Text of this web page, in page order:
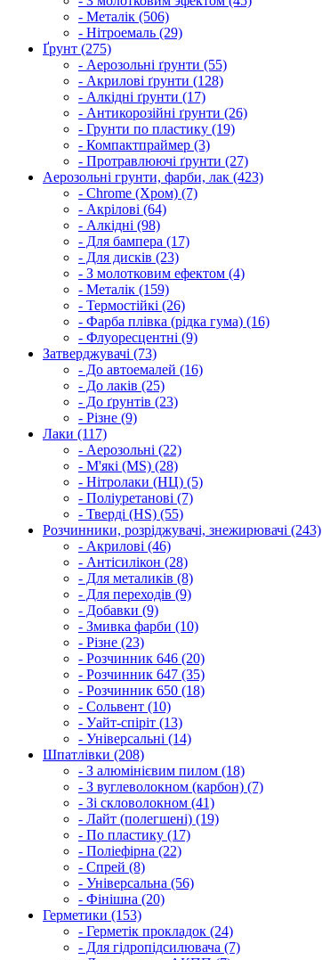
- Металік (506)
- Нітроемаль (29)
Ґрунт (275)
- Аерозольні ґрунти (55)
- Акрилові ґрунти (128)
- Алкідні ґрунти (17)
- Антикорозійні ґрунти (26)
- Грунти по пластику (19)
- Компактпраймер (3)
- Протравлюючі ґрунти (27)
Аерозольні грунти, фарби, лак (423)
- Chrome (Хром) (7)
- Акрілові (64)
- Алкідні (98)
- Для бампера (17)
- Для дисків (23)
- З молотковим ефектом (4)
- Металік (159)
- Термостійкі (26)
- Фарба плівка (рідка гума) (16)
- Флуоресцентні (9)
Затверджувачі (73)
- До автоемалей (16)
- До лаків (25)
- До ґрунтів (23)
- Різне (9)
Лаки (117)
- Аерозольні (22)
- М'які (MS) (28)
- Нітролаки (НЦ) (5)
- Поліуретанові (7)
- Тверді (HS) (55)
Розчинники, розріджувачі, знежирювачі (243)
- Акрилові (46)
- Антісилікон (28)
- Для металиків (8)
- Для переходів (9)
- Добавки (9)
- Змивка фарби (10)
- Різне (23)
- Розчинник 646 (20)
- Розчинник 647 (35)
- Розчинник 650 (18)
- Сольвент (10)
- Уайт-спіріт (13)
- Універсальні (14)
Шпатлівки (208)
- З алюмінієвим пилом (18)
- З вуглеволокном (карбон) (7)
- Зі скловолокном (41)
- Лайт (полегшені) (19)
- По пластику (17)
- Поліефірна (22)
- Спрей (8)
- Універсальна (56)
- Фінішна (20)
Герметики (153)
- Герметік прокладок (24)
- Для гідропідсилювача (7)